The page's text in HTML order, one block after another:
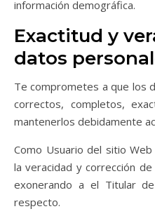
información demográfica.
Exactitud y
datos
Te comprometes a que los
correctos, completos,
mantenerlos debidamente
Como Usuario del sitio
la veracidad y corrección
exonerando a el Titular
respecto.